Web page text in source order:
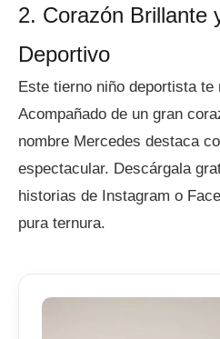
2. Corazón Brillante
Deportivo
Este tierno niño deportista te
Acompañado de un gran
nombre Mercedes destaca
espectacular. Descárgala
historias de Instagram o
pura ternura.